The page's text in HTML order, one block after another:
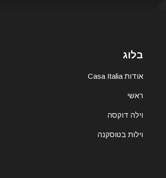
בלוג
אודות Casa Italia
ראשי
וילה דוקסה
וילות בטוסקנה